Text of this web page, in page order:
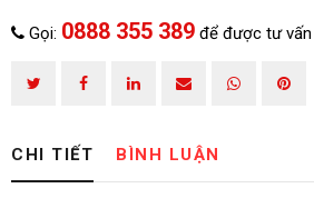
Gọi: 0888 355 389 để được tư vấn
CHI TIẾT BÌNH LUẬN
ĐĂNG KÝ TƯ